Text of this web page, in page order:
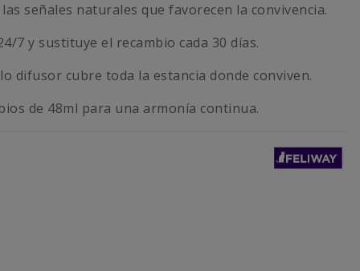
señales naturales que favorecen la convivencia.
7 y sustituye el recambio cada 30 días.
difusor cubre toda la estancia donde conviven.
de 48ml para una armonía continua.